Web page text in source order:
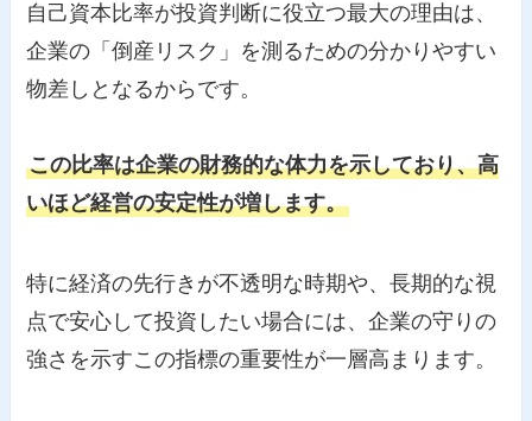
自己資本比率が投資判断に役立つ最大の理由は、
企業の「倒産リスク」を測るための分かりやすい
物差しとなるからです。
この比率は企業の財務的な体力を示しており、高
いほど経営の安定性が増します。
特に経済の先行きが不透明な時期や、長期的な視
点で安心して投資したい場合には、企業の守りの
強さを示すこの指標の重要性が一層高まります。